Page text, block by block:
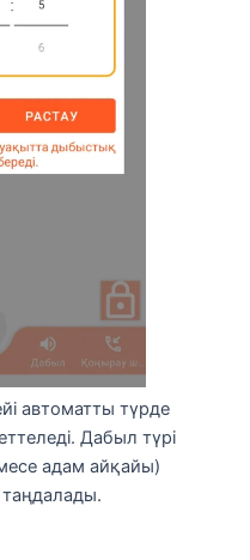
автоматты түрде
Дабыл түрі
адам айқайы)